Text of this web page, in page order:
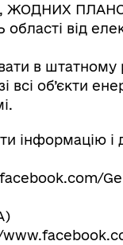
ЖОДНИХ
від
в штатному
всі об’єкти
інформацію і